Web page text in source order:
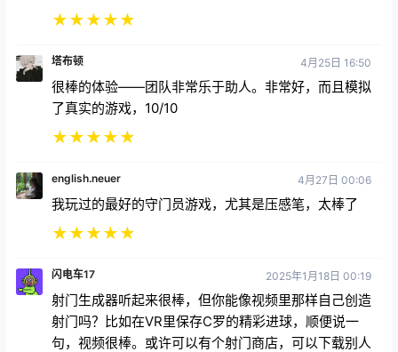
★★★★★
塔布顿 4月25日 16:50
很棒的体验——团队非常乐于助人。非常好，而且模拟
了真实的游戏，10/10
★★★★★
english.neuer 4月27日 00:06
我玩过的最好的守门员游戏，尤其是压感笔，太棒了
★★★★★
闪电车17 2025年1月18日 00:19
射门生成器听起来很棒，但你能像视频里那样自己创造
射门吗？比如在VR里保存C罗的精彩进球，顺便说一
句，视频很棒。或许可以有个射门商店，可以下载别人